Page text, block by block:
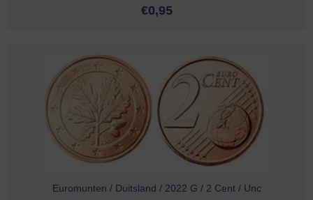
€0,95
Euromunten / Duitsland / 2022 G / 2 Cent / Unc